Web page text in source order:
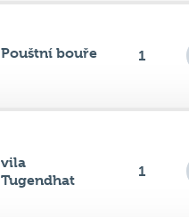
Pouštní bouře 1
vila
Tugendhat
1